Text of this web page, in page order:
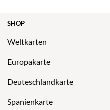
SHOP
Weltkarten
Europakarte
Deuteschlandkarte
Spanienkarte